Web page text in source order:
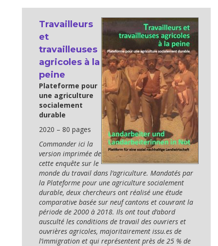
Travailleurs
et
travailleuses
agricoles à la
peine
Plateforme pour
une agriculture
socialement
durable
2020 – 80 pages
Commander ici la
version imprimée de
cette enquête sur le
monde du travail dans l’agriculture. Mandatés par
la Plateforme pour une agriculture socialement
durable, deux chercheurs ont réalisé une étude
comparative basée sur neuf cantons et couvrant la
période de 2000 à 2018. Ils ont tout d’abord
ausculté les conditions de travail des ouvriers et
ouvrières agricoles, majoritairement issu.es de
l’immigration et qui représentent près de 25 % de